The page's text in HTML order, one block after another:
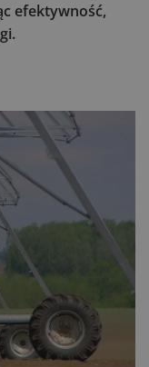
efektywność,